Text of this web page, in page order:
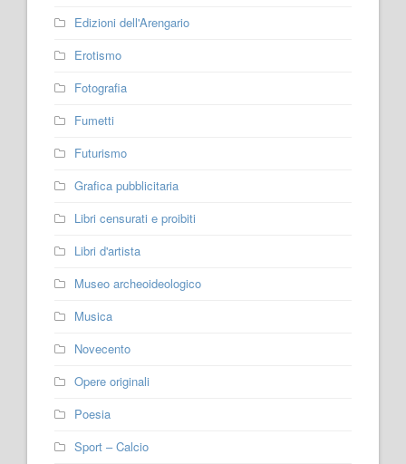
Edizioni dell'Arengario
Erotismo
Fotografia
Fumetti
Futurismo
Grafica pubblicitaria
Libri censurati e proibiti
Libri d'artista
Museo archeoideologico
Musica
Novecento
Opere originali
Poesia
Sport – Calcio